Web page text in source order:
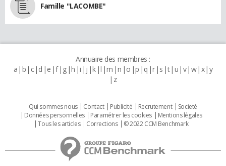
Famille "LACOMBE"
Annuaire des membres :
a b c d e f g h i j k l m n o p q r s t u v w x y
z
Qui sommes nous Contact Publicité Recrutement
Societé
Données personnelles
Paramétrer les cookies
Mentions légales
Tous les articles
Corrections © 2022 CCM Benchmark